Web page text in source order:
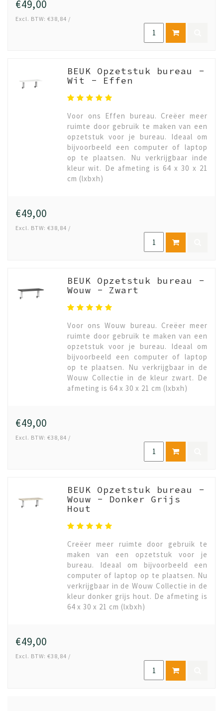
€49,00
Excl. BTW: €38,84 /
BEUK Opzetstuk bureau -
Wit - Effen
Voor ons Effen bureau. Creëer meer
ruimte door gebruik te maken van een
opzetstuk voor je bureau. Ideaal om
bijvoorbeeld een computer of laptop
op te plaatsen. Nu verkrijgbaar inde
kleur wit. De afmeting is 64 x 30 x 21
cm (lxbxh)
€49,00
Excl. BTW: €38,84 /
BEUK Opzetstuk bureau -
Wouw - Zwart
Voor ons Wouw bureau. Creëer meer
ruimte door gebruik te maken van een
opzetstuk voor je bureau. Ideaal om
bijvoorbeeld een computer of laptop
op te plaatsen. Nu verkrijgbaar in de
Wouw Collectie in de kleur zwart. De
afmeting is 64 x 30 x 21 cm (lxbxh)
€49,00
Excl. BTW: €38,84 /
BEUK Opzetstuk bureau -
Wouw - Donker Grijs
Hout
Creëer meer ruimte door gebruik te
maken van een opzetstuk voor je
bureau. Ideaal om bijvoorbeeld een
computer of laptop op te plaatsen. Nu
verkrijgbaar in de Wouw Collectie in de
kleur donker grijs hout. De afmeting is
64 x 30 x 21 cm (lxbxh)
€49,00
Excl. BTW: €38,84 /